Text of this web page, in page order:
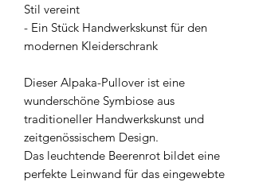
Stil vereint
- Ein Stück Handwerkskunst für den
modernen Kleiderschrank
Dieser Alpaka-Pullover ist eine
wunderschöne Symbiose aus
traditioneller Handwerkskunst und
zeitgenössischem Design.
Das leuchtende Beerenrot bildet eine
perfekte Leinwand für das eingewebte